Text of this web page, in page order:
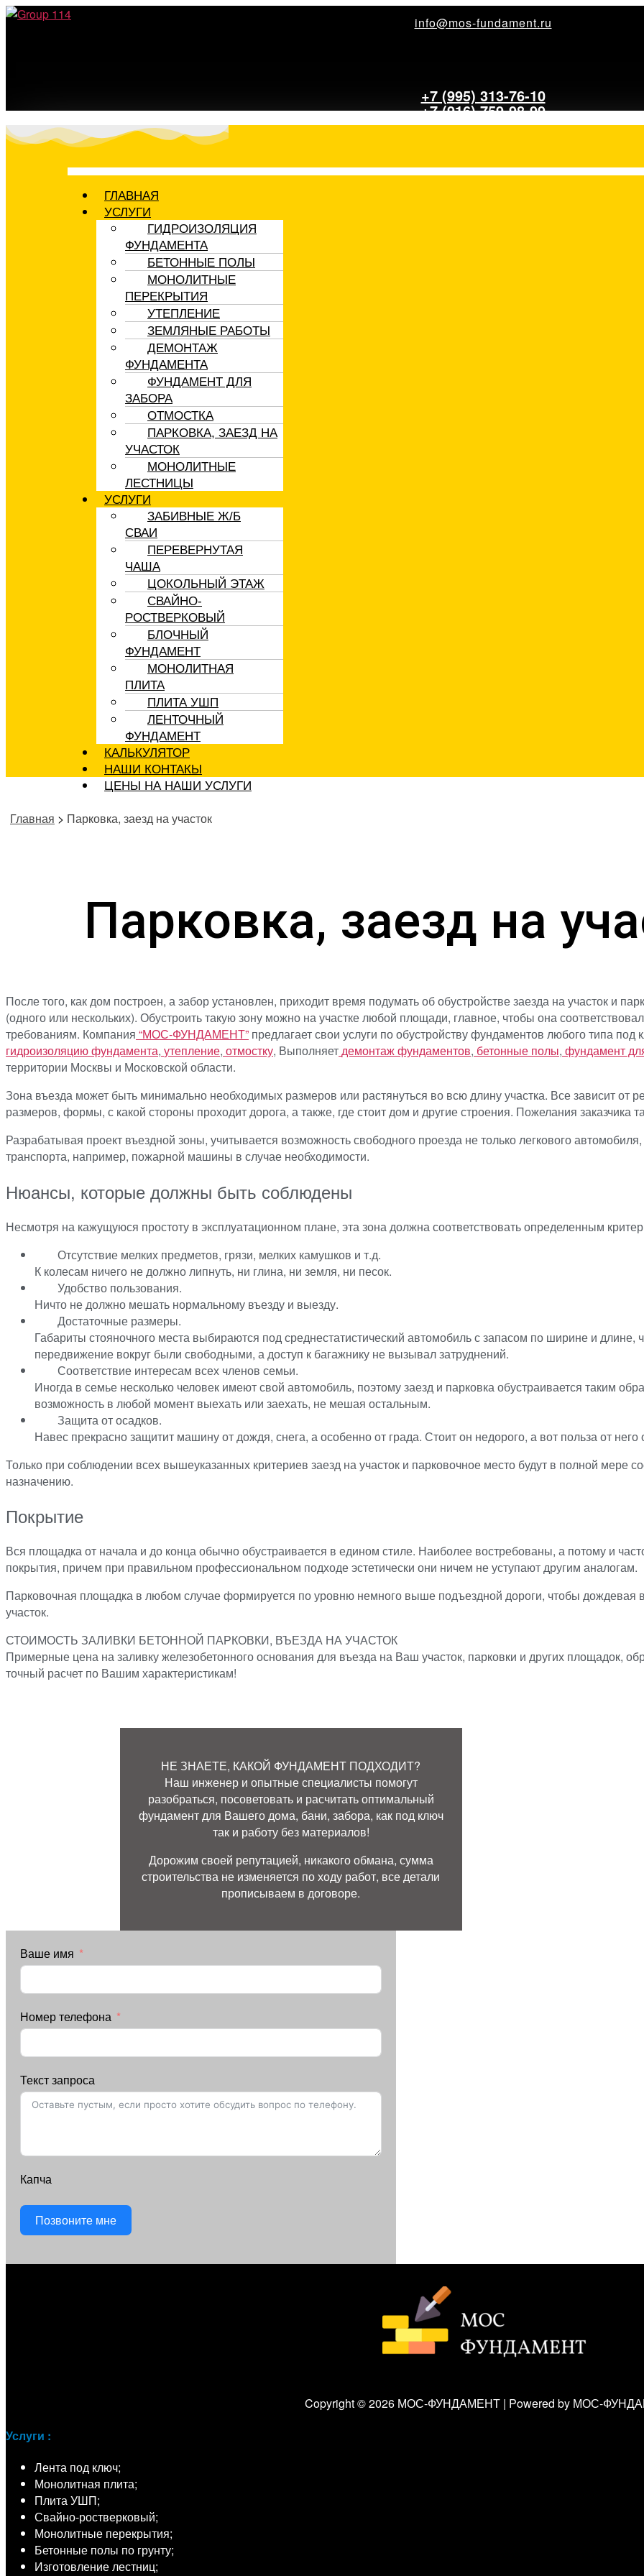
Перейти
info@mos-fundament.ru
+7 (995) 313-76-10
+7 (916) 759-98-99
ГЛАВНАЯ
УСЛУГИ
ГИДРОИЗОЛЯЦИЯ
ФУНДАМЕНТА
БЕТОННЫЕ ПОЛЫ
МОНОЛИТНЫЕ
ПЕРЕКРЫТИЯ
УТЕПЛЕНИЕ
ЗЕМЛЯНЫЕ РАБОТЫ
ДЕМОНТАЖ
ФУНДАМЕНТА
ФУНДАМЕНТ ДЛЯ
ЗАБОРА
ОТМОСТКА
ПАРКОВКА, ЗАЕЗД НА
УЧАСТОК
МОНОЛИТНЫЕ
ЛЕСТНИЦЫ
УСЛУГИ
ЗАБИВНЫЕ Ж/Б
СВАИ
ПЕРЕВЕРНУТАЯ
ЧАША
ЦОКОЛЬНЫЙ ЭТАЖ
СВАЙНО-
РОСТВЕРКОВЫЙ
БЛОЧНЫЙ
ФУНДАМЕНТ
МОНОЛИТНАЯ
ПЛИТА
ПЛИТА УШП
ЛЕНТОЧНЫЙ
ФУНДАМЕНТ
КАЛЬКУЛЯТОР
НАШИ КОНТАКЫ
ЦЕНЫ НА НАШИ УСЛУГИ
Главная > Парковка, заезд на участок
Парковка, заезд на
После того, как дом построен, а забор установлен, приходит время подумать об обустройстве заезда на участок и
(одного или нескольких). Обустроить такую зону можно на участке любой площади, главное, чтобы она
требованиям. Компания “МОС-ФУНДАМЕНТ” предлагает свои услуги по обустройству фундаментов любого типа под
гидроизоляцию фундамента, утепление, отмостку, Выполняетдемонтаж фундаментов, бетонные полы, фундамент
территории Москвы и Московской области.
Зона въезда может быть минимально необходимых размеров или растянуться во всю длину участка. Все зависит от
размеров, формы, с какой стороны проходит дорога, а также, где стоит дом и другие строения. Пожелания заказчика
Разрабатывая проект въездной зоны, учитывается возможность свободного проезда не только легкового
транспорта, например, пожарной машины в случае необходимости.
Нюансы, которые должны быть соблюдены
Несмотря на кажущуюся простоту в эксплуатационном плане, эта зона должна соответствовать определенным
Отсутствие мелких предметов, грязи, мелких камушков и т.д.
К колесам ничего не должно липнуть, ни глина, ни земля, ни песок.
Удобство пользования.
Ничто не должно мешать нормальному въезду и выезду.
Достаточные размеры.
Габариты стояночного места выбираются под среднестатистический автомобиль с запасом по ширине и длине,
передвижение вокруг были свободными, а доступ к багажнику не вызывал затруднений.
Соответствие интересам всех членов семьи.
Иногда в семье несколько человек имеют свой автомобиль, поэтому заезд и парковка обустраивается таким
возможность в любой момент выехать или заехать, не мешая остальным.
Защита от осадков.
Навес прекрасно защитит машину от дождя, снега, а особенно от града. Стоит он недорого, а вот польза от него
Только при соблюдении всех вышеуказанных критериев заезд на участок и парковочное место будут в полной мере
назначению.
Покрытие
Вся площадка от начала и до конца обычно обустраивается в едином стиле. Наиболее востребованы, а потому и
покрытия, причем при правильном профессиональном подходе эстетически они ничем не уступают другим аналогам.
Парковочная площадка в любом случае формируется по уровню немного выше подъездной дороги, чтобы дождевая
участок.
СТОИМОСТЬ ЗАЛИВКИ БЕТОННОЙ ПАРКОВКИ, ВЪЕЗДА НА УЧАСТОК
Примерные цена на заливку железобетонного основания для въезда на Ваш участок, парковки и других площадок,
точный расчет по Вашим характеристикам!
НЕ ЗНАЕТЕ, КАКОЙ ФУНДАМЕНТ ПОДХОДИТ?
Наш инженер и опытные специалисты помогут
разобраться, посоветовать и расчитать оптимальный
фундамент для Вашего дома, бани, забора, как под ключ
так и работу без материалов!
Дорожим своей репутацией, никакого обмана, сумма
строительства не изменяется по ходу работ, все детали
прописываем в договоре.
Ваше имя
Номер телефона
Текст запроса
Капча
Позвоните мне
Copyright © 2026 МОС-ФУНДАМЕНТ | Powered by МОС-
Услуги :
Лента под ключ;
Монолитная плита;
Плита УШП;
Свайно-ростверковый;
Монолитные перекрытия;
Бетонные полы по грунту;
Изготовление лестниц;